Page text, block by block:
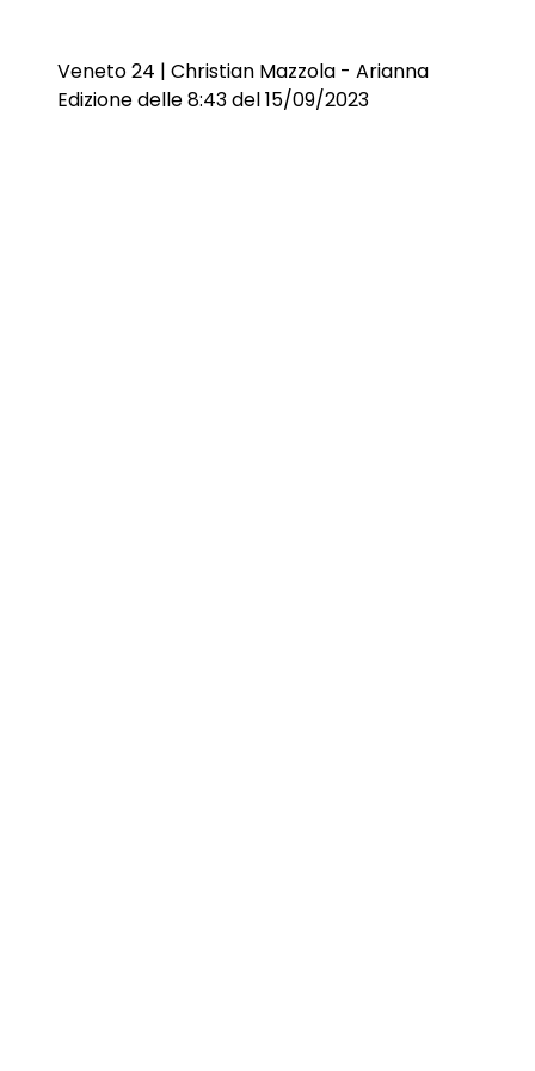
Veneto 24 | Christian Mazzola - Arianna
Edizione delle 8:43 del 15/09/2023